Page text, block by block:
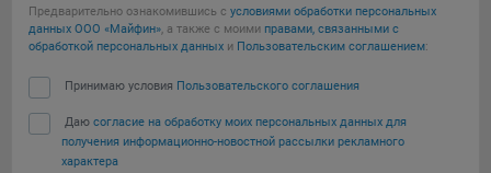
Предварительно ознакомившись с условиями обработки персональных
данных ООО «Майфин», а также с моими правами, связанными с
обработкой персональных данных и Пользовательским соглашением:
Принимаю условия Пользовательского соглашения
Даю согласие на обработку моих персональных данных для
получения информационно-новостной рассылки рекламного
характера